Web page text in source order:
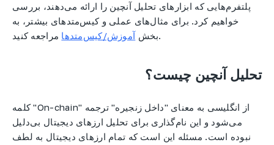
پلتفرم‌هایی که ابزارهای تحلیل آنچین را ارائه می‌دهند، بررسی
خواهیم کرد. برای مثال‌های عملی و کیس‌متدهای بیشتر، به
بخش آموزش/کیس‌متدها مراجعه کنید.
تحلیل آنچین چیست؟
کلمه "On-chain" از انگلیسی به معنای "داخل زنجیره" ترجمه
می‌شود و این نام‌گذاری برای تحلیل ارزهای دیجیتال بی‌دلیل
نبوده است. مسئله این است که تمام ارزهای دیجیتال به لطف